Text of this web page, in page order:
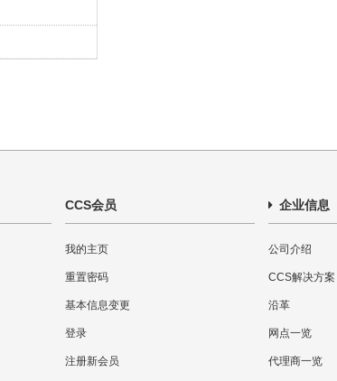
CCS会员
我的主页
重置密码
基本信息变更
登录
注册新会员
企业信息
公司介绍
CCS解决方案
沿革
网点一览
代理商一览